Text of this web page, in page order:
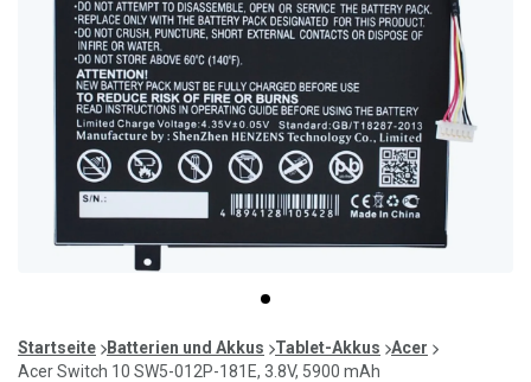
item
0
of
1
Startseite Batterien und Akkus Tablet-Akkus
Acer
Acer Switch 10 SW5-012P-181E, 3.8V, 5900 mAh